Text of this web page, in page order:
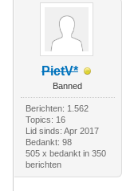
PietV*
Banned
Berichten: 1.562
Topics: 16
Lid sinds: Apr 2017
Bedankt: 98
505 x bedankt in 350
berichten